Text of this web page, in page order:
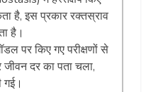
है, इस प्रकार रक्तस्राव
है।
पर किए गए परीक्षणों से
दर का पता चला,
गई।